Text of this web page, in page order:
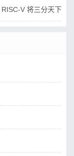
V 将三分天下？